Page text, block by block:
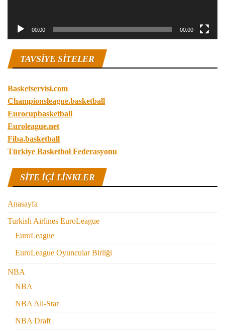
00:00 00:00
TAVSIYE SITELER
Basketservisi.com
Championsleague.basketball
Eurocupbasketball
Euroleague.net
Fiba.basketball
Türkiye Basketbol Federasyonu
SITE IÇI LINKLER
Anasayfa
Turkish Airlines EuroLeague
EuroLeague
EuroLeague Oyuncular Birliği
NBA
NBA
NBA All-Star
NBA Draft